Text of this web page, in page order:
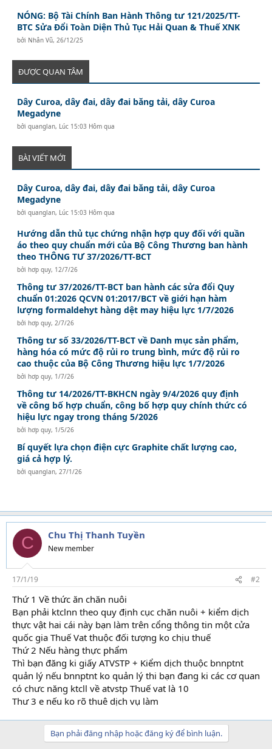
NÓNG: Bộ Tài Chính Ban Hành Thông tư 121/2025/TT-
BTC Sửa Đổi Toàn Diện Thủ Tục Hải Quan & Thuế XNK
bởi Nhân Vũ, 26/12/25
ĐƯỢC QUAN TÂM
Dây Curoa, dây đai, dây đai băng tải, dây Curoa
Megadyne
bởiquanglan, Lúc 15:03 Hôm qua
BÀI VIẾT MỚI
Dây Curoa, dây đai, dây đai băng tải, dây Curoa
Megadyne
bởiquanglan, Lúc 15:03 Hôm qua
Hướng dẫn thủ tục chứng nhận hợp quy đối với quần
áo theo quy chuẩn mới của Bộ Công Thương ban hành
theo THÔNG TƯ 37/2026/TT-BCT
bởihơp quy, 12/7/26
Thông tư 37/2026/TT-BCT ban hành các sửa đổi Quy
chuẩn 01:2026 QCVN 01:2017/BCT về giới hạn hàm
lượng formaldehyt hàng dệt may hiệu lực 1/7/2026
bởihơp quy, 2/7/26
Thông tư số 33/2026/TT-BCT về Danh mục sản phẩm,
hàng hóa có mức độ rủi ro trung bình, mức độ rủi ro
cao thuộc của Bộ Công Thương hiệu lực 1/7/2026
bởihơp quy, 1/7/26
Thông tư 14/2026/TT-BKHCN ngày 9/4/2026 quy định
về công bố hợp chuẩn, công bố hợp quy chính thức có
hiệu lực ngay trong tháng 5/2026
bởihơp quy, 1/5/26
Bí quyết lựa chọn điện cực Graphite chất lượng cao,
giá cả hợp lý.
bởiquanglan, 27/1/26
C Chu Thị Thanh Tuyền
New member
17/1/19 #2
Thứ 1 Về thức ăn chăn nuôi
Bạn phải ktclnn theo quy định cục chăn nuôi + kiểm dịch
thực vật hai cái này bạn làm trên cổng thông tin một cửa
quốc gia Thuế Vat thuộc đối tượng ko chịu thuế
Thứ 2 Nếu hàng thực phẩm
Thì bạn đăng ki giấy ATVSTP + Kiểm dịch thuộc bnnptnt
quản lý nếu bnnptnt ko quản lý thi bạn đang ki các cơ quan
có chưc năng ktcll về atvstp Thuế vat là 10
Thư 3 e nếu ko rõ thuê dịch vụ làm
Bạn phải đăng nhập hoặc đăng ký để bình luận.